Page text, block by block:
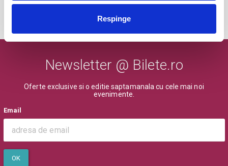
Respinge
MAI MULTE DIN TEATRU
Newsletter @ Bilete.ro
Oferte exclusive si o editie saptamanala cu cele mai noi
evenimente.
Email
OK